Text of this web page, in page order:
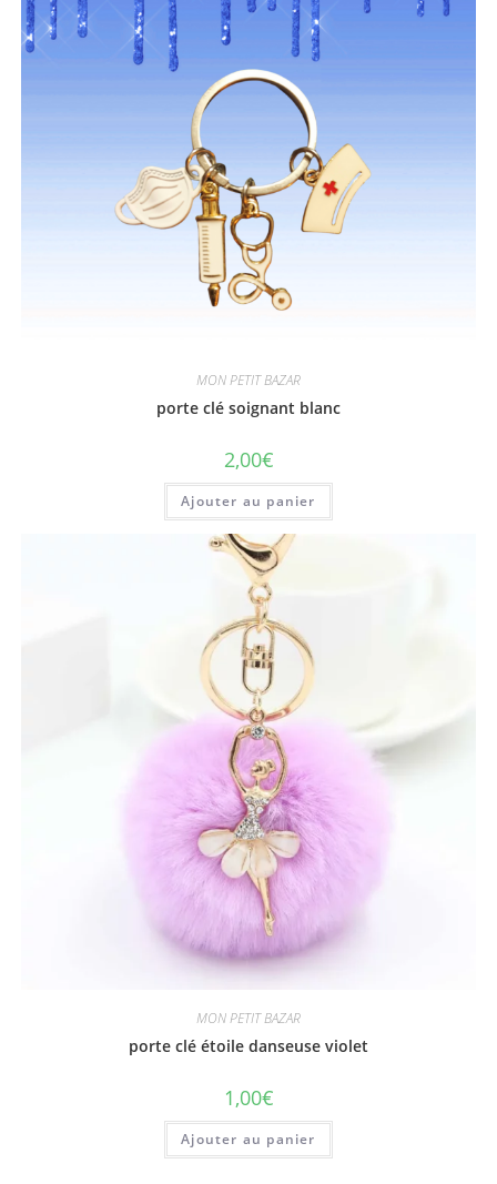
MON PETIT BAZAR
porte clé soignant blanc
2,00€
Ajouter au panier
MON PETIT BAZAR
porte clé étoile danseuse violet
1,00€
Ajouter au panier